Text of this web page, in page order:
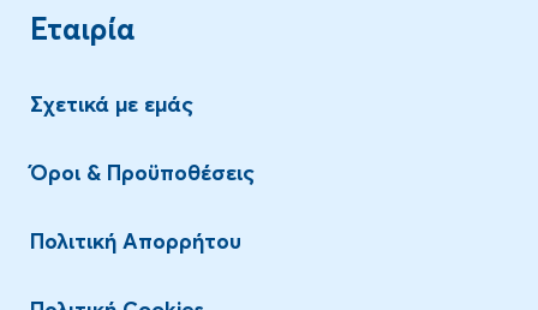
Εταιρία
Σχετικά με εμάς
Όροι & Προϋποθέσεις
Πολιτική Απορρήτου